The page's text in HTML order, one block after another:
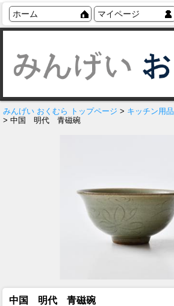
ホーム マイページ
みんげい おくむら トップページ > キッチン用品
> 中国 明代 青磁碗
中国 明代 青磁碗